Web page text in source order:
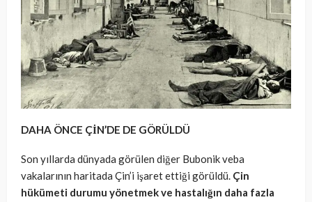
DAHA ÖNCE ÇİN’DE DE GÖRÜLDÜ
Son yıllarda dünyada görülen diğer Bubonik veba
vakalarının haritada Çin’i işaret ettiği görüldü. Çin
hükümeti durumu yönetmek ve hastalığın daha fazla